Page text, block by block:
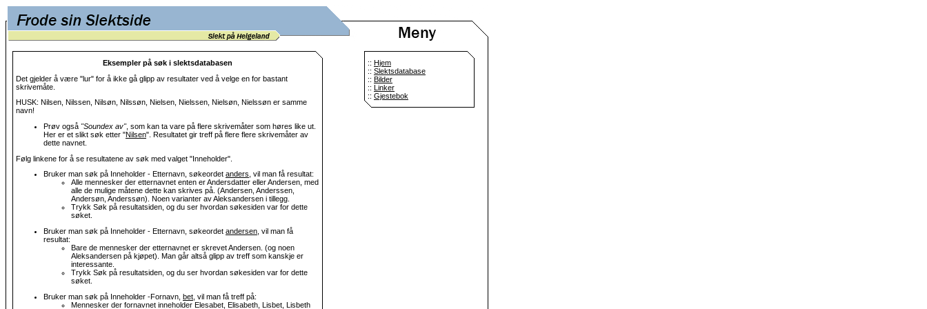
Eksempler på søk i slektsdatabasen
Det gjelder å være "lur" for å ikke gå glipp av resultater ved å velge en for bastant
skrivemåte.
HUSK: Nilsen, Nilssen, Nilsøn, Nilssøn, Nielsen, Nielssen, Nielsøn, Nielssøn er samme
navn!
Prøv også "Soundex av", som kan ta vare på flere skrivemåter som høres like ut.
Her er et slikt søk etter "Nilsen". Resultatet gir treff på flere flere skrivemåter av
dette navnet.
Følg linkene for å se resultatene av søk med valget "Inneholder".
Bruker man søk på Inneholder - Etternavn, søkeordet anders , vil man få resultat:
Alle mennesker der etternavnet enten er Andersdatter eller Andersen, med
alle de mulige måtene dette kan skrives på. (Andersen, Anderssen,
Andersøn, Anderssøn). Noen varianter av Aleksandersen i tillegg.
Trykk Søk på resultatsiden, og du ser hvordan søkesiden var for dette
søket.
Bruker man søk på Inneholder - Etternavn, søkeordet andersen , vil man få
resultat:
Bare de mennesker der etternavnet er skrevet Andersen. (og noen
Aleksandersen på kjøpet). Man går altså glipp av treff som kanskje er
interessante.
Trykk Søk på resultatsiden, og du ser hvordan søkesiden var for dette
søket.
Bruker man søk på Inneholder -Fornavn, bet , vil man få treff på:
Mennesker der fornavnet inneholder Elesabet, Elisabeth, Lisbet, Lisbeth
:: Hjem
:: Slektsdatabase
:: Bilder
:: Linker
:: Gjestebok